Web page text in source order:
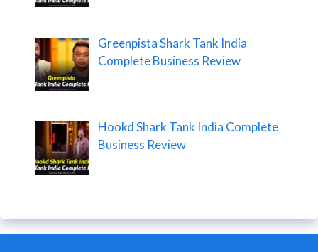
Greenpista Shark Tank India
Complete Business Review
Hookd Shark Tank India Complete
Business Review